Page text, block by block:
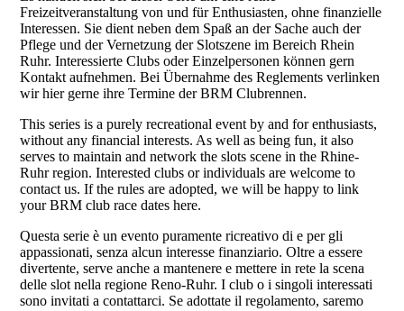
Freizeitveranstaltung von und für Enthusiasten, ohne finanzielle
Interessen. Sie dient neben dem Spaß an der Sache auch der
Pflege und der Vernetzung der Slotszene im Bereich Rhein
Ruhr. Interessierte Clubs oder Einzelpersonen können gern
Kontakt aufnehmen. Bei Übernahme des Reglements verlinken
wir hier gerne ihre Termine der BRM Clubrennen.
This series is a purely recreational event by and for enthusiasts,
without any financial interests. As well as being fun, it also
serves to maintain and network the slots scene in the Rhine-
Ruhr region. Interested clubs or individuals are welcome to
contact us. If the rules are adopted, we will be happy to link
your BRM club race dates here.
Questa serie è un evento puramente ricreativo di e per gli
appassionati, senza alcun interesse finanziario. Oltre a essere
divertente, serve anche a mantenere e mettere in rete la scena
delle slot nella regione Reno-Ruhr. I club o i singoli interessati
sono invitati a contattarci. Se adottate il regolamento, saremo